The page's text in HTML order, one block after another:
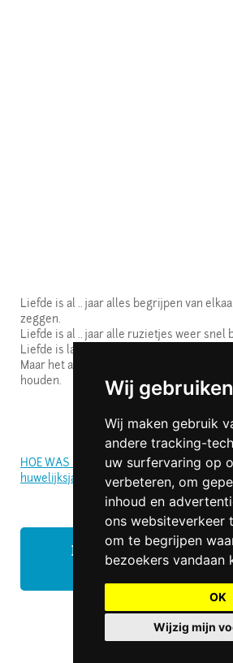
Wij
Wij maken gebruik
andere tracking-
uw surfervaring op
verbeteren, om
inhoud en
ons websiteverkeer
om te begrijpen
bezoekers vandaan
OK
Wijzig mijn
Liefde is al .. jaar alles begrijpen van
zeggen.
Liefde is al .. jaar alle ruzietjes weer snel
Liefde is la .. jaar naar elkaar luisteren en
Maar het aller belangrijkste van liefde is
houden.
HOE WAS HET OOK AL WEER.............klik
huwelijksjaren overzicht
DIGITAAL
AANVRAGEN